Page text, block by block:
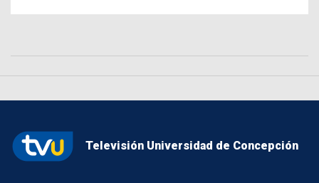
Televisión Universidad de Concepción